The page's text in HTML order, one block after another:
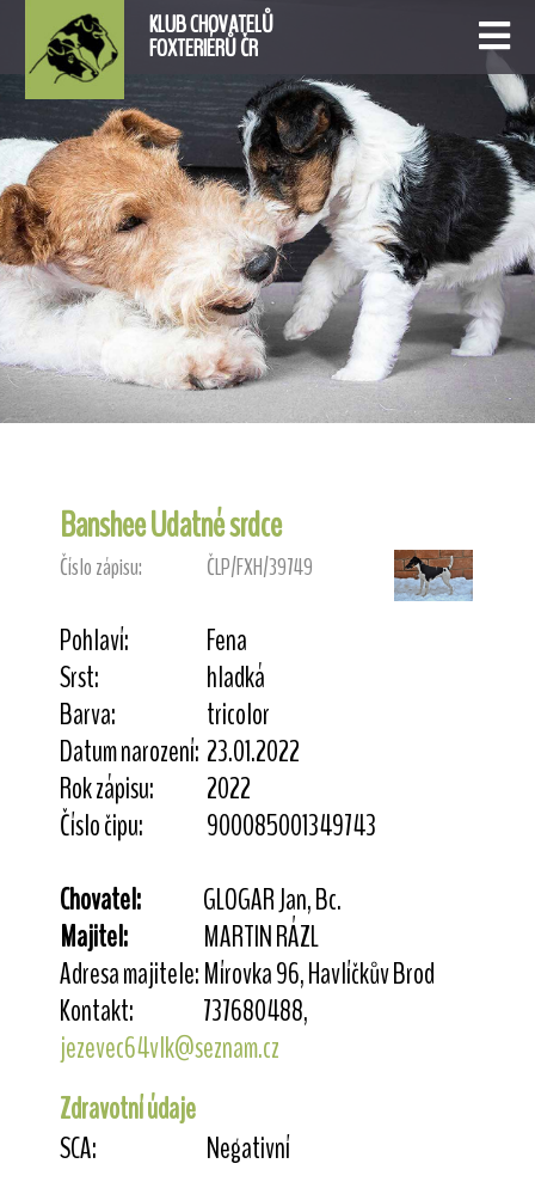
KLUB CHOVATELŮ
FOXTERIÉRŮ ČR
Banshee Udatné srdce
Číslo zápisu: ČLP/FXH/39749
Pohlaví:
Fena
Srst:
hladká
Barva:
tricolor
Datum narození: 23.01.2022
Rok zápisu:
2022
Číslo čipu:
900085001349743
Chovatel:
GLOGAR Jan, Bc.
Majitel:
MARTIN RÁZL
Adresa majitele:Mírovka 96, Havlíčkův Brod
Kontakt:
737680488,
jezevec64vlk@seznam.cz
Zdravotní údaje
SCA:
Negativní